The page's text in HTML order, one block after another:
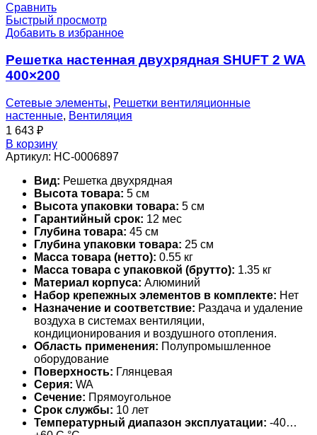
Сравнить
Быстрый просмотр
Добавить в избранное
Решетка настенная двухрядная SHUFT 2 WA
400×200
Сетевые элементы, Решетки вентиляционные
настенные, Вентиляция
1 643 ₽
В корзину
Артикул: НС-0006897
Вид: Решетка двухрядная
Высота товара: 5 см
Высота упаковки товара: 5 см
Гарантийный срок: 12 мес
Глубина товара: 45 см
Глубина упаковки товара: 25 см
Масса товара (нетто): 0.55 кг
Масса товара с упаковкой (брутто): 1.35 кг
Материал корпуса: Алюминий
Набор крепежных элементов в комплекте: Нет
Назначение и соответствие: Раздача и удаление
воздуха в системах вентиляции,
кондиционирования и воздушного отопления.
Область применения: Полупромышленное
оборудование
Поверхность: Глянцевая
Серия: WA
Сечение: Прямоугольное
Срок службы: 10 лет
Температурный диапазон эксплуатации: -40…